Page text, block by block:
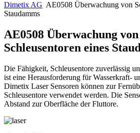
Dimetix AG AE0508 Überwachung von
Staudamms
AE0508 Überwachung von
Schleusentoren eines
Die Fähigkeit, Schleusentore zuverlässig
ist eine Herausforderung für Wasserkraft-
Dimetix Laser Sensoren können zur
Schleusentore verwendet werden. Die
Abstand zur Oberfläche der Fluttore.